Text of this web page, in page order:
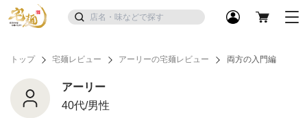
トップ 宅麺レビュー アーリーの宅麺レビュー 両方の入門編
アーリー
40代/男性